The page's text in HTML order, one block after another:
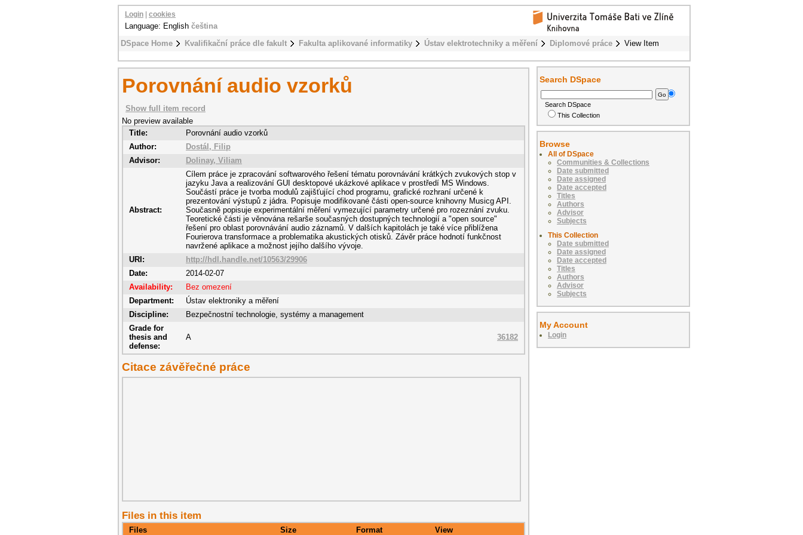
DSpace Home Kvalifikační práce dle fakult Fakulta aplikované informatiky Ústav elektrotechniky a měření Diplomové práce View Item
Login cookies
Language: English čeština
Porovnání audio vzorků
Show full item record
No preview available
Title:
Porovnání audio vzorků
Author:
Dostál, Filip
Advisor:
Dolinay, Viliam
Abstract:
Cílem práce je zpracování softwarového řešení tématu porovnávání krátkých zvukových stop v
jazyku Java a realizování GUI desktopové ukázkové aplikace v prostředí MS Windows.
Součástí práce je tvorba modulů zajišťující chod programu, grafické rozhraní určené k
prezentování výstupů z jádra. Popisuje modifikované části open-source knihovny Musicg API.
Současně popisuje experimentální měření vymezující parametry určené pro rozeznání zvuku.
Teoretické části je věnována rešarše současných dostupných technologií a "open source"
řešení pro oblast porovnávání audio záznamů. V dalších kapitolách je také více přiblížena
Fourierova transformace a problematika akustických otisků. Závěr práce hodnotí funkčnost
navržené aplikace a možnost jejího dalšího vývoje.
URI:
http://hdl.handle.net/10563/29906
Date:
2014-02-07
Availability:
Bez omezení
Department:
Ústav elektroniky a měření
Discipline:
Bezpečnostní technologie, systémy a management
Grade for
thesis and
defense:
A 36182
Citace závěřečné práce
Files in this item
Files Size Format View
Search DSpace
Search DSpace
This Collection
Browse
All of DSpace
Communities & Collections
Date submitted
Date assigned
Date accepted
Titles
Authors
Advisor
Subjects
This Collection
Date submitted
Date assigned
Date accepted
Titles
Authors
Advisor
Subjects
My Account
Login